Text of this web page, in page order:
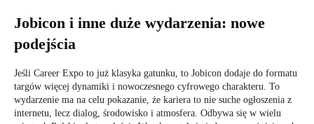
Jobicon i inne duże wydarzenia: nowe
podejścia
Jeśli Career Expo to już klasyka gatunku, to Jobicon dodaje do formatu
targów więcej dynamiki i nowoczesnego cyfrowego charakteru. To
wydarzenie ma na celu pokazanie, że kariera to nie suche ogłoszenia z
internetu, lecz dialog, środowisko i atmosfera. Odbywa się w wielu